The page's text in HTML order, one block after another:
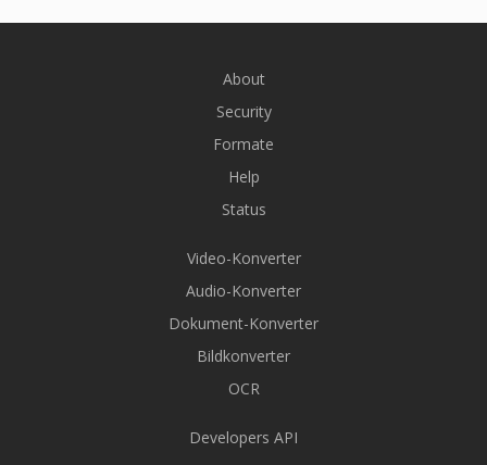
About
Security
Formate
Help
Status
Video-Konverter
Audio-Konverter
Dokument-Konverter
Bildkonverter
OCR
Developers API